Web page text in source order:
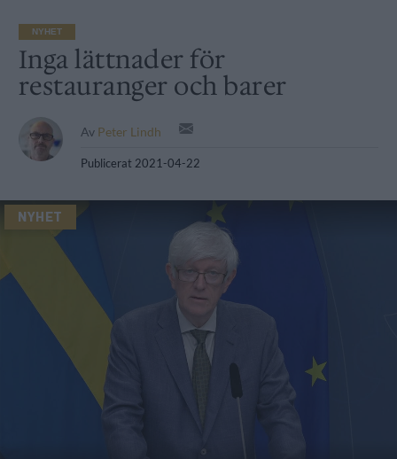
NYHET
Inga lättnader för
restauranger och barer
Av Peter Lindh
Publicerat 2021-04-22
NYHET